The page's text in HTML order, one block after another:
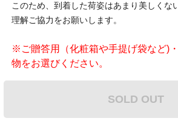
このため、到着した荷姿はあまり美しくな
理解ご協力をお願いします。
※ご贈答用（化粧箱や手提げ袋など)
物をお選びください。
SOLD OUT